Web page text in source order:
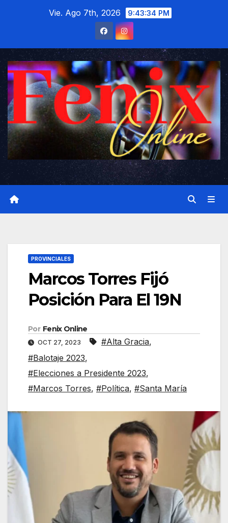
Vie. Ago 7th, 2026 9:43:35 PM
PROVINCIALES
Marcos Torres Fijó
Posición Para El 19N
Por Fenix Online
OCT 27, 2023 #Alta Gracia,
#Balotaje 2023,
#Elecciones a Presidente 2023,
#Marcos Torres, #Política, #Santa María